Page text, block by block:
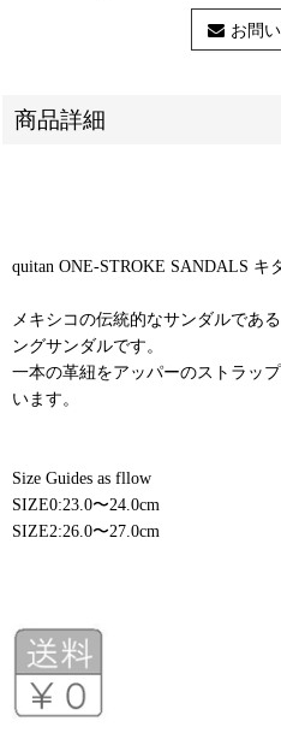
お問
商品詳細
quitan ONE-STROKE SANDALS キ
メキシコの伝統的なサンダルであ
ングサンダルです。
一本の革紐をアッパーのストラッ
います。
Size Guides as fllow
SIZE0:23.0〜24.0cm
SIZE2:26.0〜27.0cm